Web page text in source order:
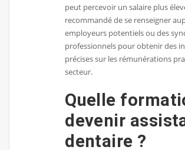
peut percevoir un salaire plus
recommandé de se renseigner
employeurs potentiels ou des
professionnels pour obtenir des
précises sur les rémunérations
secteur.
Quelle
devenir
dentaire ?